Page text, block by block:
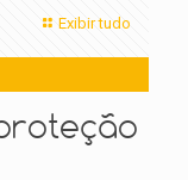
Exibir tudo